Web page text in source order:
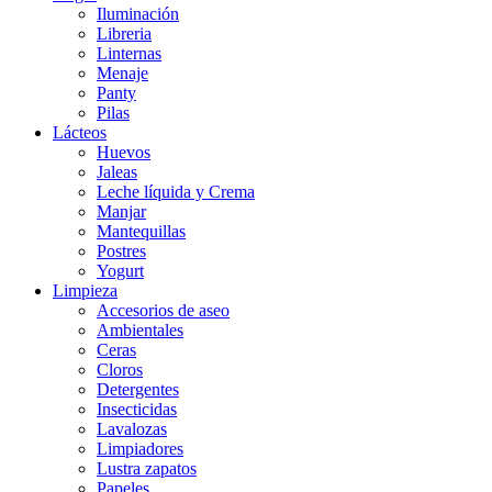
Iluminación
Libreria
Linternas
Menaje
Panty
Pilas
Lácteos
Huevos
Jaleas
Leche líquida y Crema
Manjar
Mantequillas
Postres
Yogurt
Limpieza
Accesorios de aseo
Ambientales
Ceras
Cloros
Detergentes
Insecticidas
Lavalozas
Limpiadores
Lustra zapatos
Papeles